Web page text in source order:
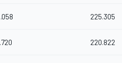
225.305
220.822